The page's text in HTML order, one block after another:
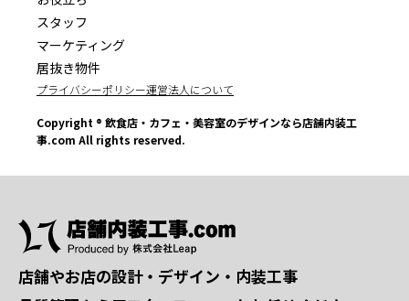
スタッフ
マーケティング
居抜き物件
プライバシーポリシー運営法人について
Copyright ® 飲食店・カフェ・美容室のデザインなら店舗内装工
事.com All rights reserved.
店舗やお店の設計・デザイン・内装工事